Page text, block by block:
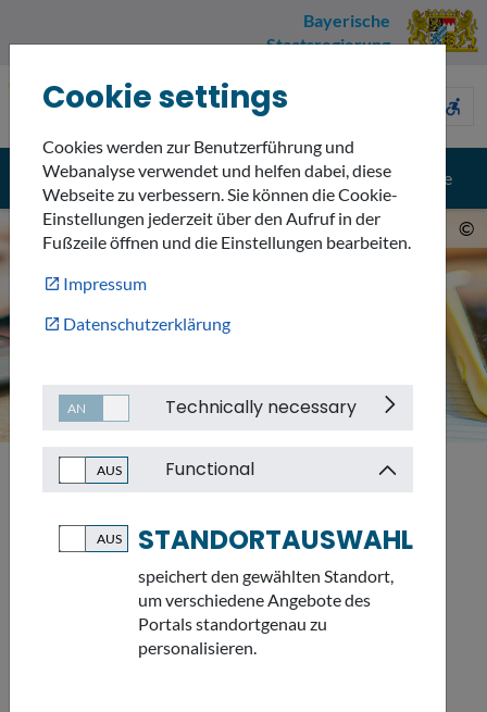
Bayerische
Staatsregierung
Umweltnavigator
accessible_forward
Menü search Suche
©
Sitemap
SITEMAP
Cookie settings
Cookies werden zur Benutzerführung und
Webanalyse verwendet und helfen dabei, diese
Webseite zu verbessern. Sie können die Cookie-
Einstellungen jederzeit über den Aufruf in der
Fußzeile öffnen und die Einstellungen bearbeiten.
Impressum
Datenschutzerklärung
Technically necessary
Functional
STANDORTAUSWAHL
speichert den gewählten Standort,
um verschiedene Angebote des
Portals standortgenau zu
personalisieren.